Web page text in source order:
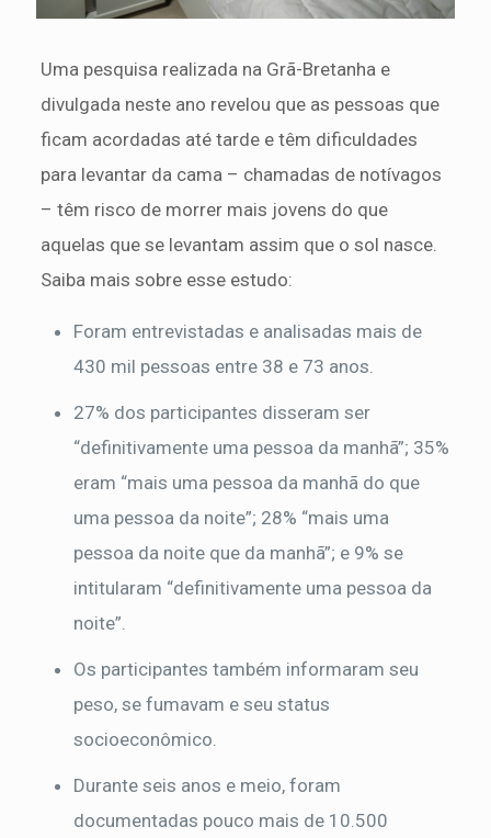
Uma pesquisa realizada na Grã-Bretanha e
divulgada neste ano revelou que as pessoas que
ficam acordadas até tarde e têm dificuldades
para levantar da cama – chamadas de notívagos
– têm risco de morrer mais jovens do que
aquelas que se levantam assim que o sol nasce.
Saiba mais sobre esse estudo:
Foram entrevistadas e analisadas mais de
430 mil pessoas entre 38 e 73 anos.
27% dos participantes disseram ser
“definitivamente uma pessoa da manhã”; 35%
eram “mais uma pessoa da manhã do que
uma pessoa da noite”; 28% “mais uma
pessoa da noite que da manhã”; e 9% se
intitularam “definitivamente uma pessoa da
noite”.
Os participantes também informaram seu
peso, se fumavam e seu status
socioeconômico.
Durante seis anos e meio, foram
documentadas pouco mais de 10.500